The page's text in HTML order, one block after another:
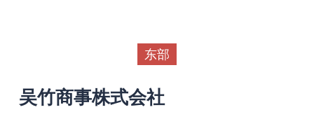
东部
吴竹商事株式会社